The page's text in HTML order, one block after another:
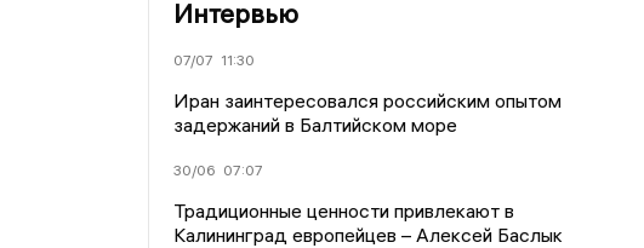
Интервью
07/07 11:30
Иран заинтересовался российским опытом
задержаний в Балтийском море
30/06 07:07
Традиционные ценности привлекают в
Калининград европейцев – Алексей Баслык